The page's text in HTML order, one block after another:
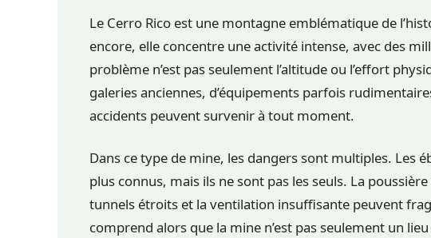
Le Cerro Rico est une montagne emblématique de
encore, elle concentre une activité intense, avec des
problème n’est pas seulement l’altitude ou l’effort
galeries anciennes, d’équipements parfois
accidents peuvent survenir à tout moment.
Dans ce type de mine, les dangers sont multiples. Les
plus connus, mais ils ne sont pas les seuls. La
tunnels étroits et la ventilation insuffisante peuvent
comprend alors que la mine n’est pas seulement un lieu